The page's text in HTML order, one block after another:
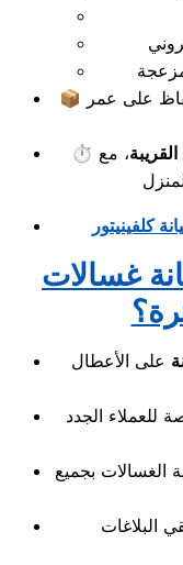
📦 على عمر
⏱️ ، مع
كلفينيتور
غسالات
على الأعطال
الجدد
الغسالات بجميع
البلاغات